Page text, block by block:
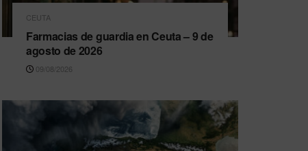
CEUTA
Farmacias de guardia en Ceuta – 9 de
agosto de 2026
09/08/2026